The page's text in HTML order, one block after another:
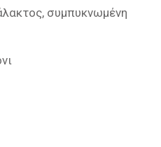
συμπυκνωμένη